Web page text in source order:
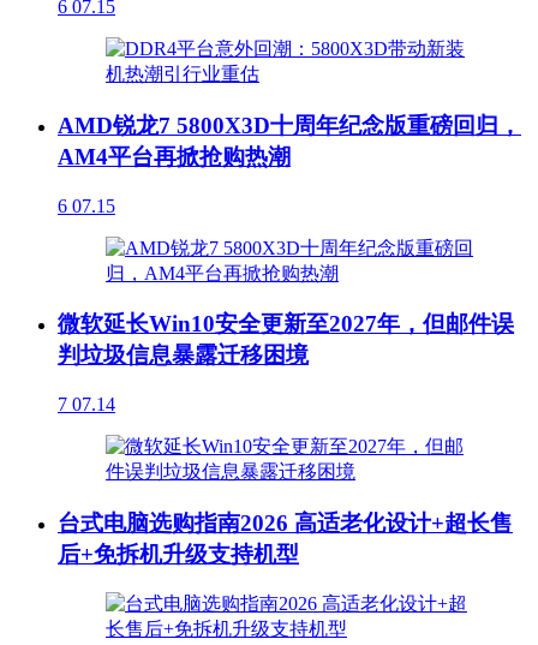
6 07.15
AMD锐龙7 5800X3D十周年纪念版重磅回归，
AM4平台再掀抢购热潮
6 07.15
微软延长Win10安全更新至2027年，但邮件误
判垃圾信息暴露迁移困境
7 07.14
台式电脑选购指南2026 高适老化设计+超长售
后+免拆机升级支持机型